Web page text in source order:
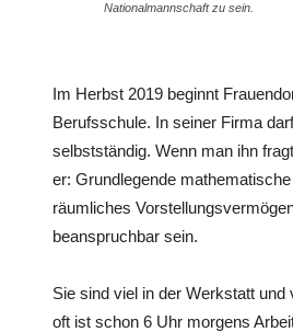
Nationalmannschaft zu sein.
Im Herbst 2019 beginnt
Berufsschule. In seiner Firma
selbstständig. Wenn man ihn
er: Grundlegende
räumliches
beanspruchbar sein.
Sie sind viel in der Werkstatt
oft ist schon 6 Uhr morgens